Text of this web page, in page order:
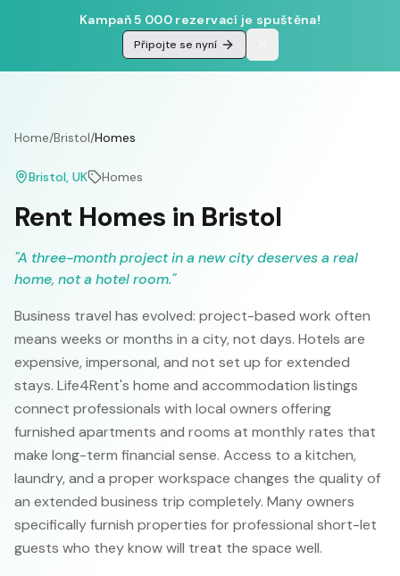
Kampaň 5 000 rezervací je spuštěna!
Připojte se nyní
Home/Bristol/Homes
Bristol, UK Homes
Rent Homes in Bristol
"A three-month project in a new city deserves a real
home, not a hotel room."
Business travel has evolved: project-based work often
means weeks or months in a city, not days. Hotels are
expensive, impersonal, and not set up for extended
stays. Life4Rent's home and accommodation listings
connect professionals with local owners offering
furnished apartments and rooms at monthly rates that
make long-term financial sense. Access to a kitchen,
laundry, and a proper workspace changes the quality of
an extended business trip completely. Many owners
specifically furnish properties for professional short-let
guests who they know will treat the space well.